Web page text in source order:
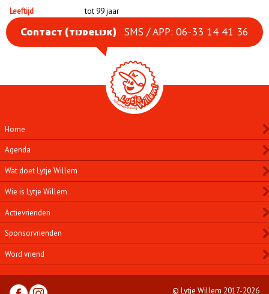
Leeftijd
tot 99 jaar
Contact (tijdelijk) SMS / APP: 06-33 14 41 36
Home
Agenda
Wat doet Lytje Willem
Wie is Lytje Willem
Actievrienden
Sponsorvrienden
Word vriend
© Lytje Willem 2017-2026